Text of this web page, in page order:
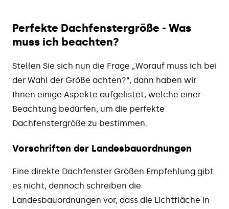
Perfekte Dachfenstergröße - Was
muss ich beachten?
Stellen Sie sich nun die Frage „Worauf muss ich bei
der Wahl der Größe achten?“, dann haben wir
Ihnen einige Aspekte aufgelistet, welche einer
Beachtung bedürfen, um die perfekte
Dachfenstergröße zu bestimmen.
Vorschriften der Landesbauordnungen
Eine direkte Dachfenster Größen Empfehlung gibt
es nicht, dennoch schreiben die
Landesbauordnungen vor, dass die Lichtfläche in